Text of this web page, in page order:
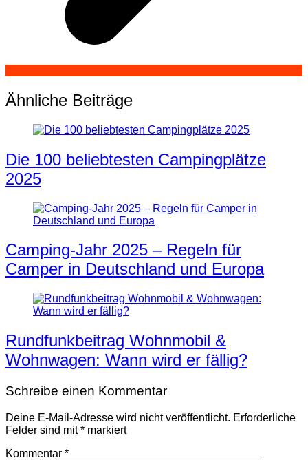
Ähnliche Beiträge
Die 100 beliebtesten Campingplätze
2025
Camping-Jahr 2025 – Regeln für
Camper in Deutschland und Europa
Rundfunkbeitrag Wohnmobil &
Wohnwagen: Wann wird er fällig?
Schreibe einen Kommentar
Deine E-Mail-Adresse wird nicht veröffentlicht. Erforderliche
Felder sind mit* markiert
Kommentar *